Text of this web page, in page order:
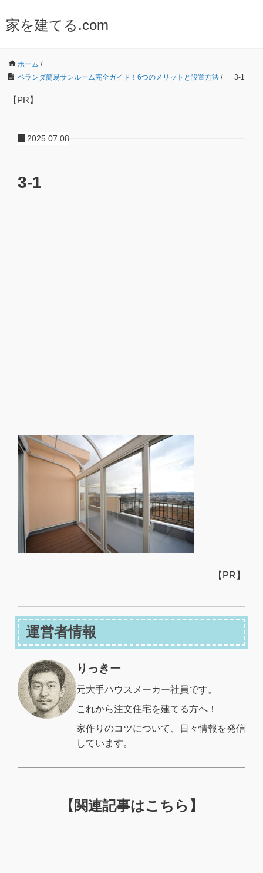
家を建てる.com
ホーム /
ベランダ簡易サンルーム完全ガイド！6つのメリットと設置方法 / 3-1
【PR】
2025.07.08
3-1
【PR】
運営者情報
りっきー
元大手ハウスメーカー社員です。
これから注文住宅を建てる方へ！
家作りのコツについて、日々情報を発信
しています。
【関連記事はこちら】